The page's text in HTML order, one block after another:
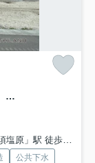
新築戸建・新築建売 那須塩原市春日町第2 埼玉小・厚崎中
原」駅 徒歩61分
公共下水